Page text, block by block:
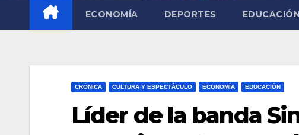
ECONOMÍA DEPORTES EDUCACIÓN
CRÓNICA CULTURA Y ESPECTÁCULO ECONOMÍA EDUCACIÓN
Líder de la banda